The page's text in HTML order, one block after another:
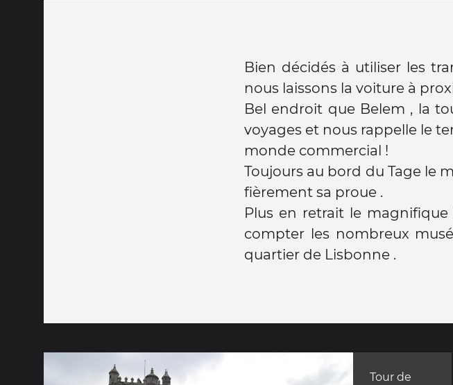
Bien décidés à utiliser les
nous laissons la voiture à
Bel endroit que Belem , la
voyages et nous rappelle le
monde commercial !
Toujours au bord du Tage le
fièrement sa proue .
Plus en retrait le
compter les nombreux
quartier de Lisbonne .
Tour de